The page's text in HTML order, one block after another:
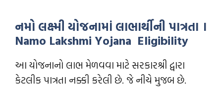
નમો લક્ષ્મી યોજનામાં લાભાર્થીની પાત્રતા ।
Namo Lakshmi Yojana Eligibility
આ યોજનાનો લાભ મેળવવા માટે સરકારશ્રી દ્વારા
કેટલીક પાત્રતા નક્કી કરેલી છે. જે નીચે મુજબ છે.